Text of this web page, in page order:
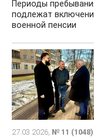
Периоды
подлежат
военной пенсии
27.03.2026, № 11 (1048)